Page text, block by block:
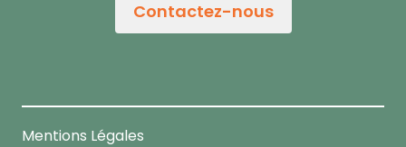
Contactez-nous
Mentions Légales